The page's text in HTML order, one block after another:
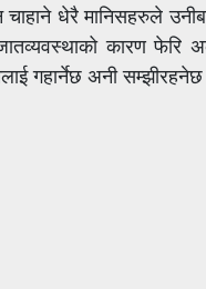
चाहाने धेरै मानिसहरुले
कारण
गहार्नेछ अनी